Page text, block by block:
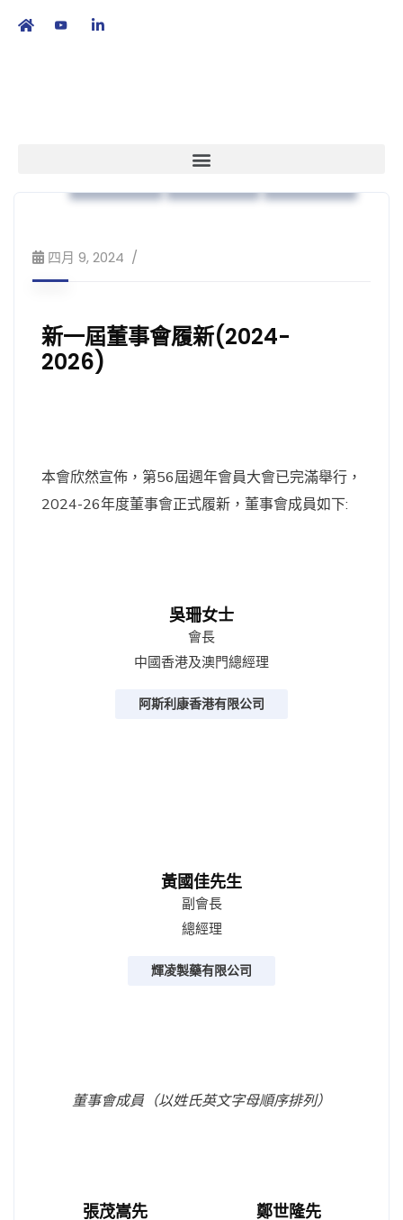
四月 9, 2024
新一屆董事會履新(2024-
2026)
本會欣然宣佈，第56屆週年會員大會已完滿舉行，
2024-26年度董事會正式履新，董事會成員如下:
吳珊女士
會長
中國香港及澳門總經理
阿斯利康香港有限公司
黃國佳先生
副會長
總經理
輝凌製藥有限公司
董事會成員（以姓氏英文字母順序排列）
張茂嵩先
鄭世隆先